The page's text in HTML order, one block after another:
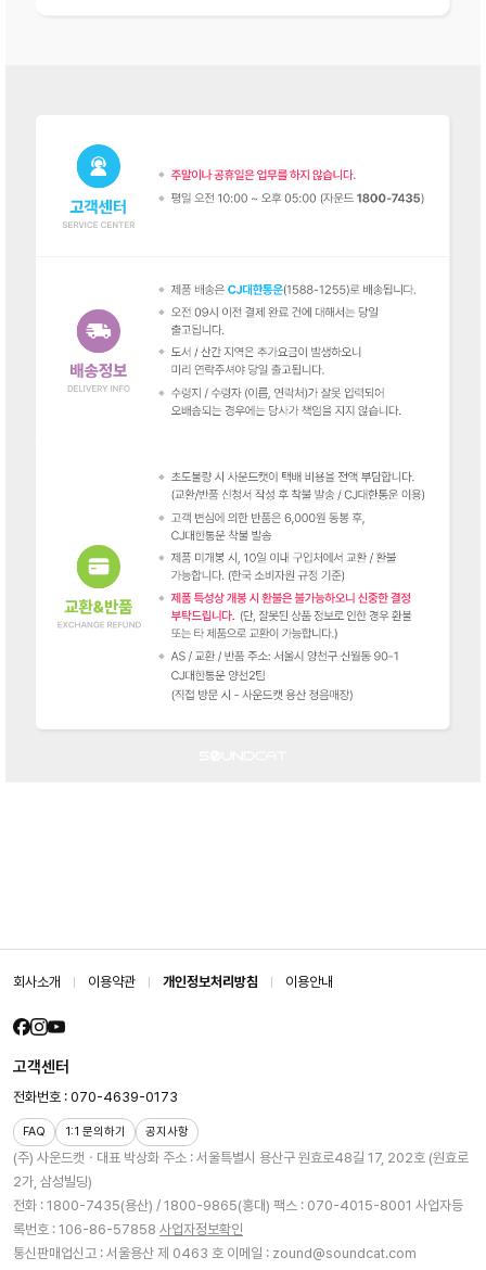
회사소개 이용약관 개인정보처리방침 이용안내
(주) 사운드캣ㆍ대표 박상화 주소 : 서울특별시 용산구 원효로48길 17, 202호 (원효로
2가, 삼성빌딩)
전화 : 1800-7435(용산) / 1800-9865(홍대) 팩스 : 070-4015-8001 사업자등
록번호 : 106-86-57858 사업자정보확인
통신판매업신고 : 서울용산 제 0463 호 이메일 : zound@soundcat.com
고객센터
전화번호 : 070-4639-0173
FAQ 1:1 문의하기 공지사항